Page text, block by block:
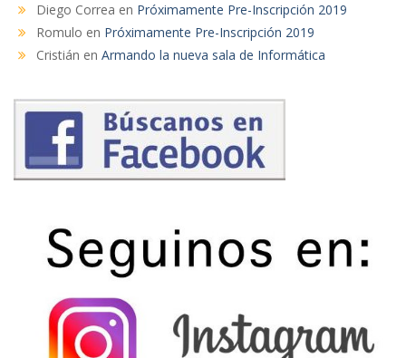
Diego Correa en Próximamente Pre-Inscripción 2019
Romulo en Próximamente Pre-Inscripción 2019
Cristián en Armando la nueva sala de Informática